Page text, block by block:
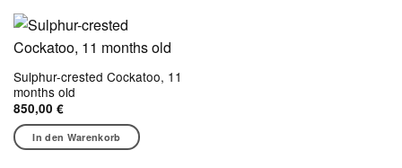
Sulphur-crested Cockatoo, 11
months old
850,00 €
In den Warenkorb